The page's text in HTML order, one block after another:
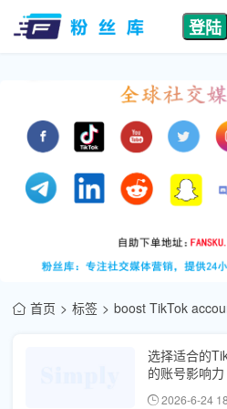
登陆
首页 标签 boost TikTok
选择适合的
的账号影响力
2026-6-24